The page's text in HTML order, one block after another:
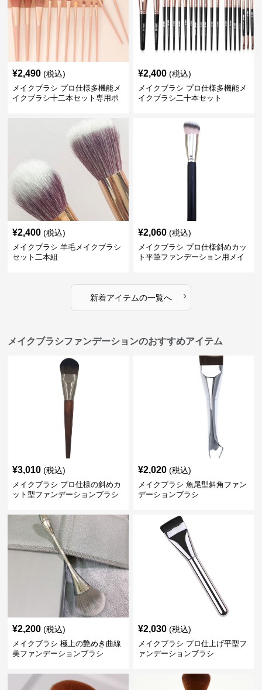
¥2,490 (税込)
メイクブラシ プロ仕様多機能メ
イクブラシ十二本セット専用ポ
¥2,400 (税込)
メイクブラシ プロ仕様多機能メ
イクブラシ二十本セット
¥2,400 (税込)
メイクブラシ 羊毛メイクブラシ
セット二本組
¥2,060 (税込)
メイクブラシ プロ仕様斜めカッ
ト平筆ファンデーション用メイ
新着アイテムの一覧へ ›
メイクブラシファンデーションのおすすめアイテム
¥3,010 (税込)
メイクブラシ プロ仕様の斜めカ
ット型ファンデーションブラシ
¥2,020 (税込)
メイクブラシ 魚尾型斜角ファン
デーションブラシ
¥2,200 (税込)
メイクブラシ 極上の艶めき曲線
美ファンデーションブラシ
¥2,030 (税込)
メイクブラシ プロ仕上げ平型フ
ァンデーションブラシ